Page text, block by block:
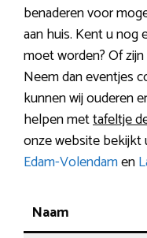
benaderen voor
aan huis. Kent u nog
moet worden? Of
Neem dan eventjes
kunnen wij ouderen
helpen mettafeltje
onze website bekijkt
Edam-Volendamen
Naam